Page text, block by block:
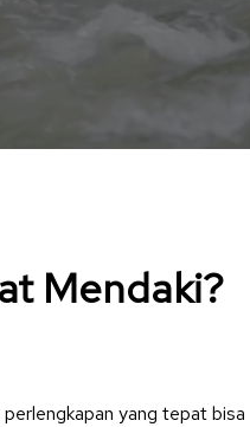
Mendaki?
yang tepat bisa